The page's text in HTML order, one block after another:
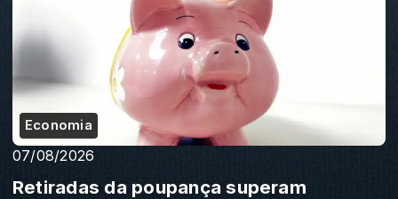
Economia
07/08/2026
Retiradas da poupança superam